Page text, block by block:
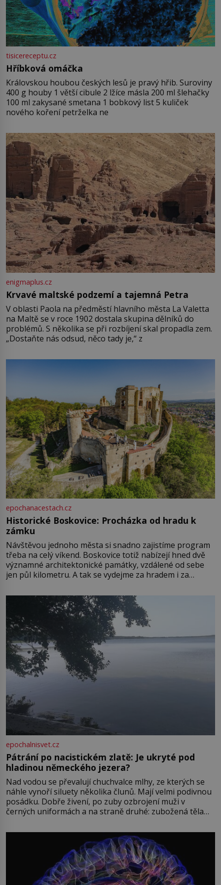
tisicereceptu.cz
Hříbková omáčka
Královskou houbou českých lesů je pravý hřib. Suroviny
400 g houby 1 větší cibule 2 lžíce másla 200 ml šlehačky
100 ml zakysané smetana 1 bobkový list 5 kuliček
nového koření petrželka ne
enigmaplus.cz
Krvavé maltské podzemí a tajemná Petra
V oblasti Paola na předměstí hlavního města La Valetta
na Maltě se v roce 1902 dostala skupina dělníků do
problémů. S několika se při rozbíjení skal propadla zem.
„Dostaňte nás odsud, něco tady je,“ z
epochanacestach.cz
Historické Boskovice: Procházka od hradu k
zámku
Návštěvou jednoho města si snadno zajistíme program
třeba na celý víkend. Boskovice totiž nabízejí hned dvě
významné architektonické památky, vzdálené od sebe
jen půl kilometru. A tak se vydejme za hradem i za
Boskovice na okraji Drahanské vrchoviny vznikla někdy
ve13. století, a už v roce 1313 kronikáři zaznamenali
epochalnisvet.cz
Pátrání po nacistickém zlatě: Je ukryté pod
hladinou německého jezera?
Nad vodou se převalují chuchvalce mlhy, ze kterých se
náhle vynoří siluety několika člunů. Mají velmi podivnou
posádku. Dobře živení, po zuby ozbrojení muži v
černých uniformách a na straně druhé: zubožená těla
přízračná scéna znamená? Je jaro roku 1945, druhá
světová válka se chýlí ke konci. Jezero Stolpsee